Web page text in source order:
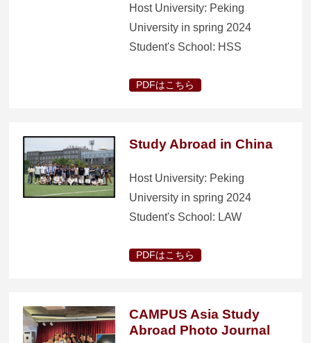
Host University: Peking
University in spring 2024
Student's School: HSS
PDFはこちら
Study Abroad in China
Host University: Peking
University in spring 2024
Student's School: LAW
PDFはこちら
CAMPUS Asia Study
Abroad Photo Journal